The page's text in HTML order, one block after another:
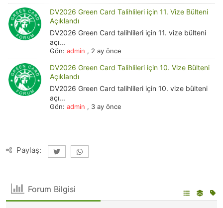
DV2026 Green Card Talihlileri için 11. Vize Bülteni
Açıklandı
DV2026 Green Card talihlileri için 11. vize bülteni
açı...
Gön: admin , 2 ay önce
DV2026 Green Card Talihlileri için 10. Vize Bülteni
Açıklandı
DV2026 Green Card talihlileri için 10. vize bülteni
açı...
Gön: admin , 3 ay önce
Paylaş:
Forum Bilgisi